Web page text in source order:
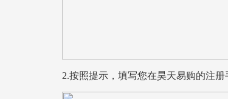
2.按照提示，填写您在昊天易购的注